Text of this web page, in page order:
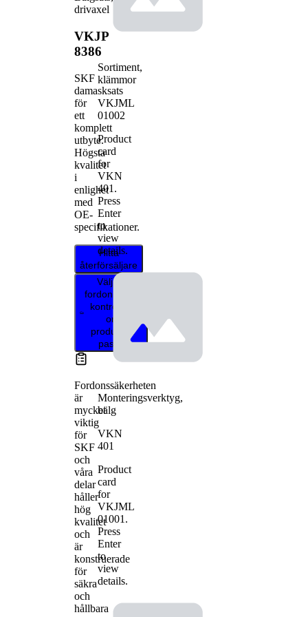
drivaxel
VKJP
8386
SKF
damasksats
för
ett
komplett
utbyte.
Högsta
kvalitet
i
enlighet
med
OE-
specifikationer.
Hitta
återförsäljare
Välj ditt
fordon för att
kontrollera
om
produkten
passar
Fordonssäkerheten
är
mycket
viktig
för
SKF
och
våra
delar
håller
hög
kvalitet
och
är
konstruerade
för
säkra
och
hållbara
Sortiment,
klämmor
VKJML
01002
Product
card
for
VKN
401 .
Press
Enter
to
view
details.
Monteringsverktyg,
bälg
VKN
401
Product
card
for
VKJML
01001 .
Press
Enter
to
view
details.